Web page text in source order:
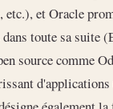
etc.), et Oracle
toute sa suite
source comme
d'applications